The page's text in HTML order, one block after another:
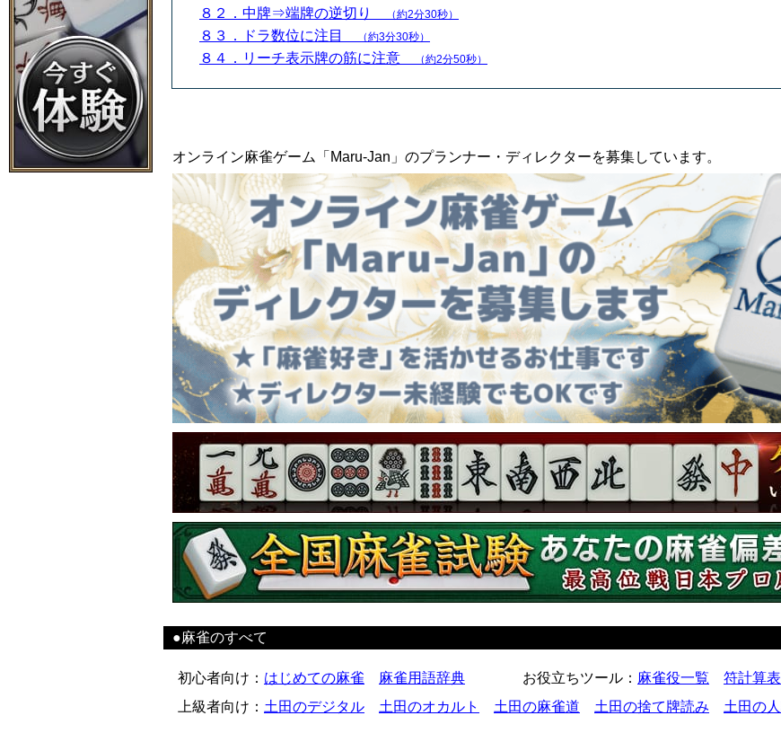
８２．中牌⇒端牌の逆切り （約2分30秒）
８３．ドラ数位に注目 （約3分30秒）
８４．リーチ表示牌の筋に注意 （約2分50秒）
オンライン麻雀ゲーム「Maru-Jan」のプランナー・ディレクターを募集しています。
●麻雀のすべて
初心者向け ： はじめての麻雀 麻雀用語辞典 お役立ちツール ： 麻雀役一覧 符計算表
上級者向け ： 土田のデジタル 土田のオカルト 土田の麻雀道 土田の捨て牌読み 土田の